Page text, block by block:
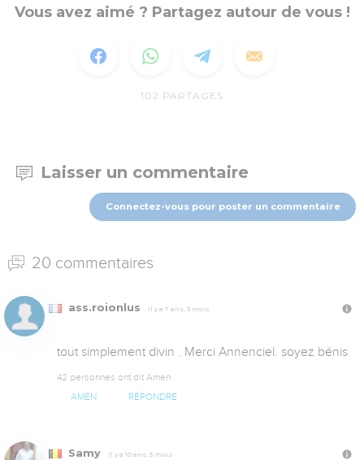
Vous avez aimé ? Partagez autour de vous !
102 PARTAGES
Laisser un commentaire
Connectez-vous pour poster un commentaire
20 commentaires
ass.roionlus Il y a 7 ans, 3 mois
tout simplement divin . Merci Annenciel. soyez bénis
42 personnes ont dit Amen
AMEN RÉPONDRE
Samy Il y a 10 ans, 3 mois